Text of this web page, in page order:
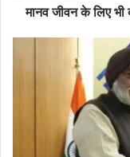
मानव जीवन के लिए